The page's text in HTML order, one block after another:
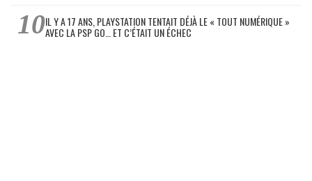
IL Y A 17 ANS, PLAYSTATION TENTAIT DÉJÀ LE « TOUT NUMÉRIQUE »
AVEC LA PSP GO… ET C’ÉTAIT UN ÉCHEC